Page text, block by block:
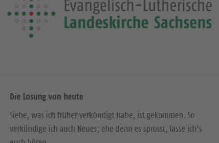
Die Losung von heute
Siehe, was ich früher verkündigt habe, ist gekommen. So
verkündige ich auch Neues; ehe denn es sprosst, lasse ich’s